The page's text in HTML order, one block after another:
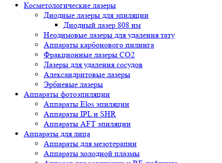
Косметологические лазеры
Диодные лазеры для эпиляции
Диодный лазер 808 нм
Неодимовые лазеры для удаления тату
Аппараты карбонового пилинга
Фракционные лазеры CO2
Лазеры для удаления сосудов
Александритовые лазеры
Эрбиевые лазеры
Аппараты фотоэпиляции
Аппараты Elos эпиляции
Аппараты IPL и SHR
Аппараты AFT эпиляции
Аппараты для лица
Аппараты для мезотерапии
Аппараты холодной плазмы